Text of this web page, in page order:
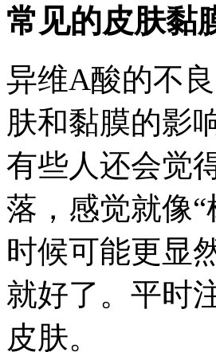
常见的皮肤黏
异维A酸的不
肤和黏膜的影
有些人还会觉
落，感觉就像
时候可能更显
就好了。平时
皮肤。